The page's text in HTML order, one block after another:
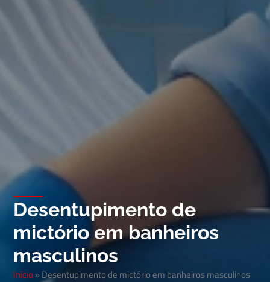
Desentupimento de
mictório em banheiros
masculinos
Início»Desentupimento de mictório em banheiros masculinos